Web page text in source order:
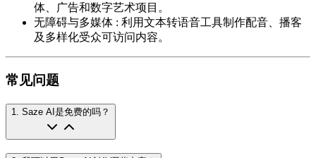
体、广告和数字艺术项目。
无障碍与多媒体 : 利用文本转语音工具制作配音、播客
及多样化受众可访问内容。
常见问题
1 Saze AI是免费的吗？